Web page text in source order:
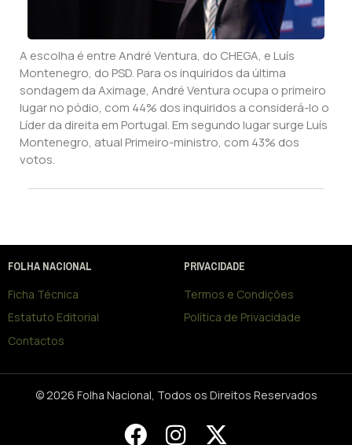
A escolha é entre André Ventura, do CHEGA, e Luís
Montenegro, do PSD. Para os inquiridos da última
sondagem da Aximage, André Ventura ocupa o primeiro
lugar no pódio, com 44% dos inquiridos a considerá-lo o
Líder da direita em Portugal. Em segundo lugar surge Luís
Montenegro, atual Primeiro-ministro, com 43% dos
votos.
FOLHA NACIONAL
Ficha Técnica
Estatuto Editorial
Contactos
PRIVACIDADE
Termos e Condições
Política de Privacidade
© 2026 Folha Nacional, Todos os Direitos Reservados